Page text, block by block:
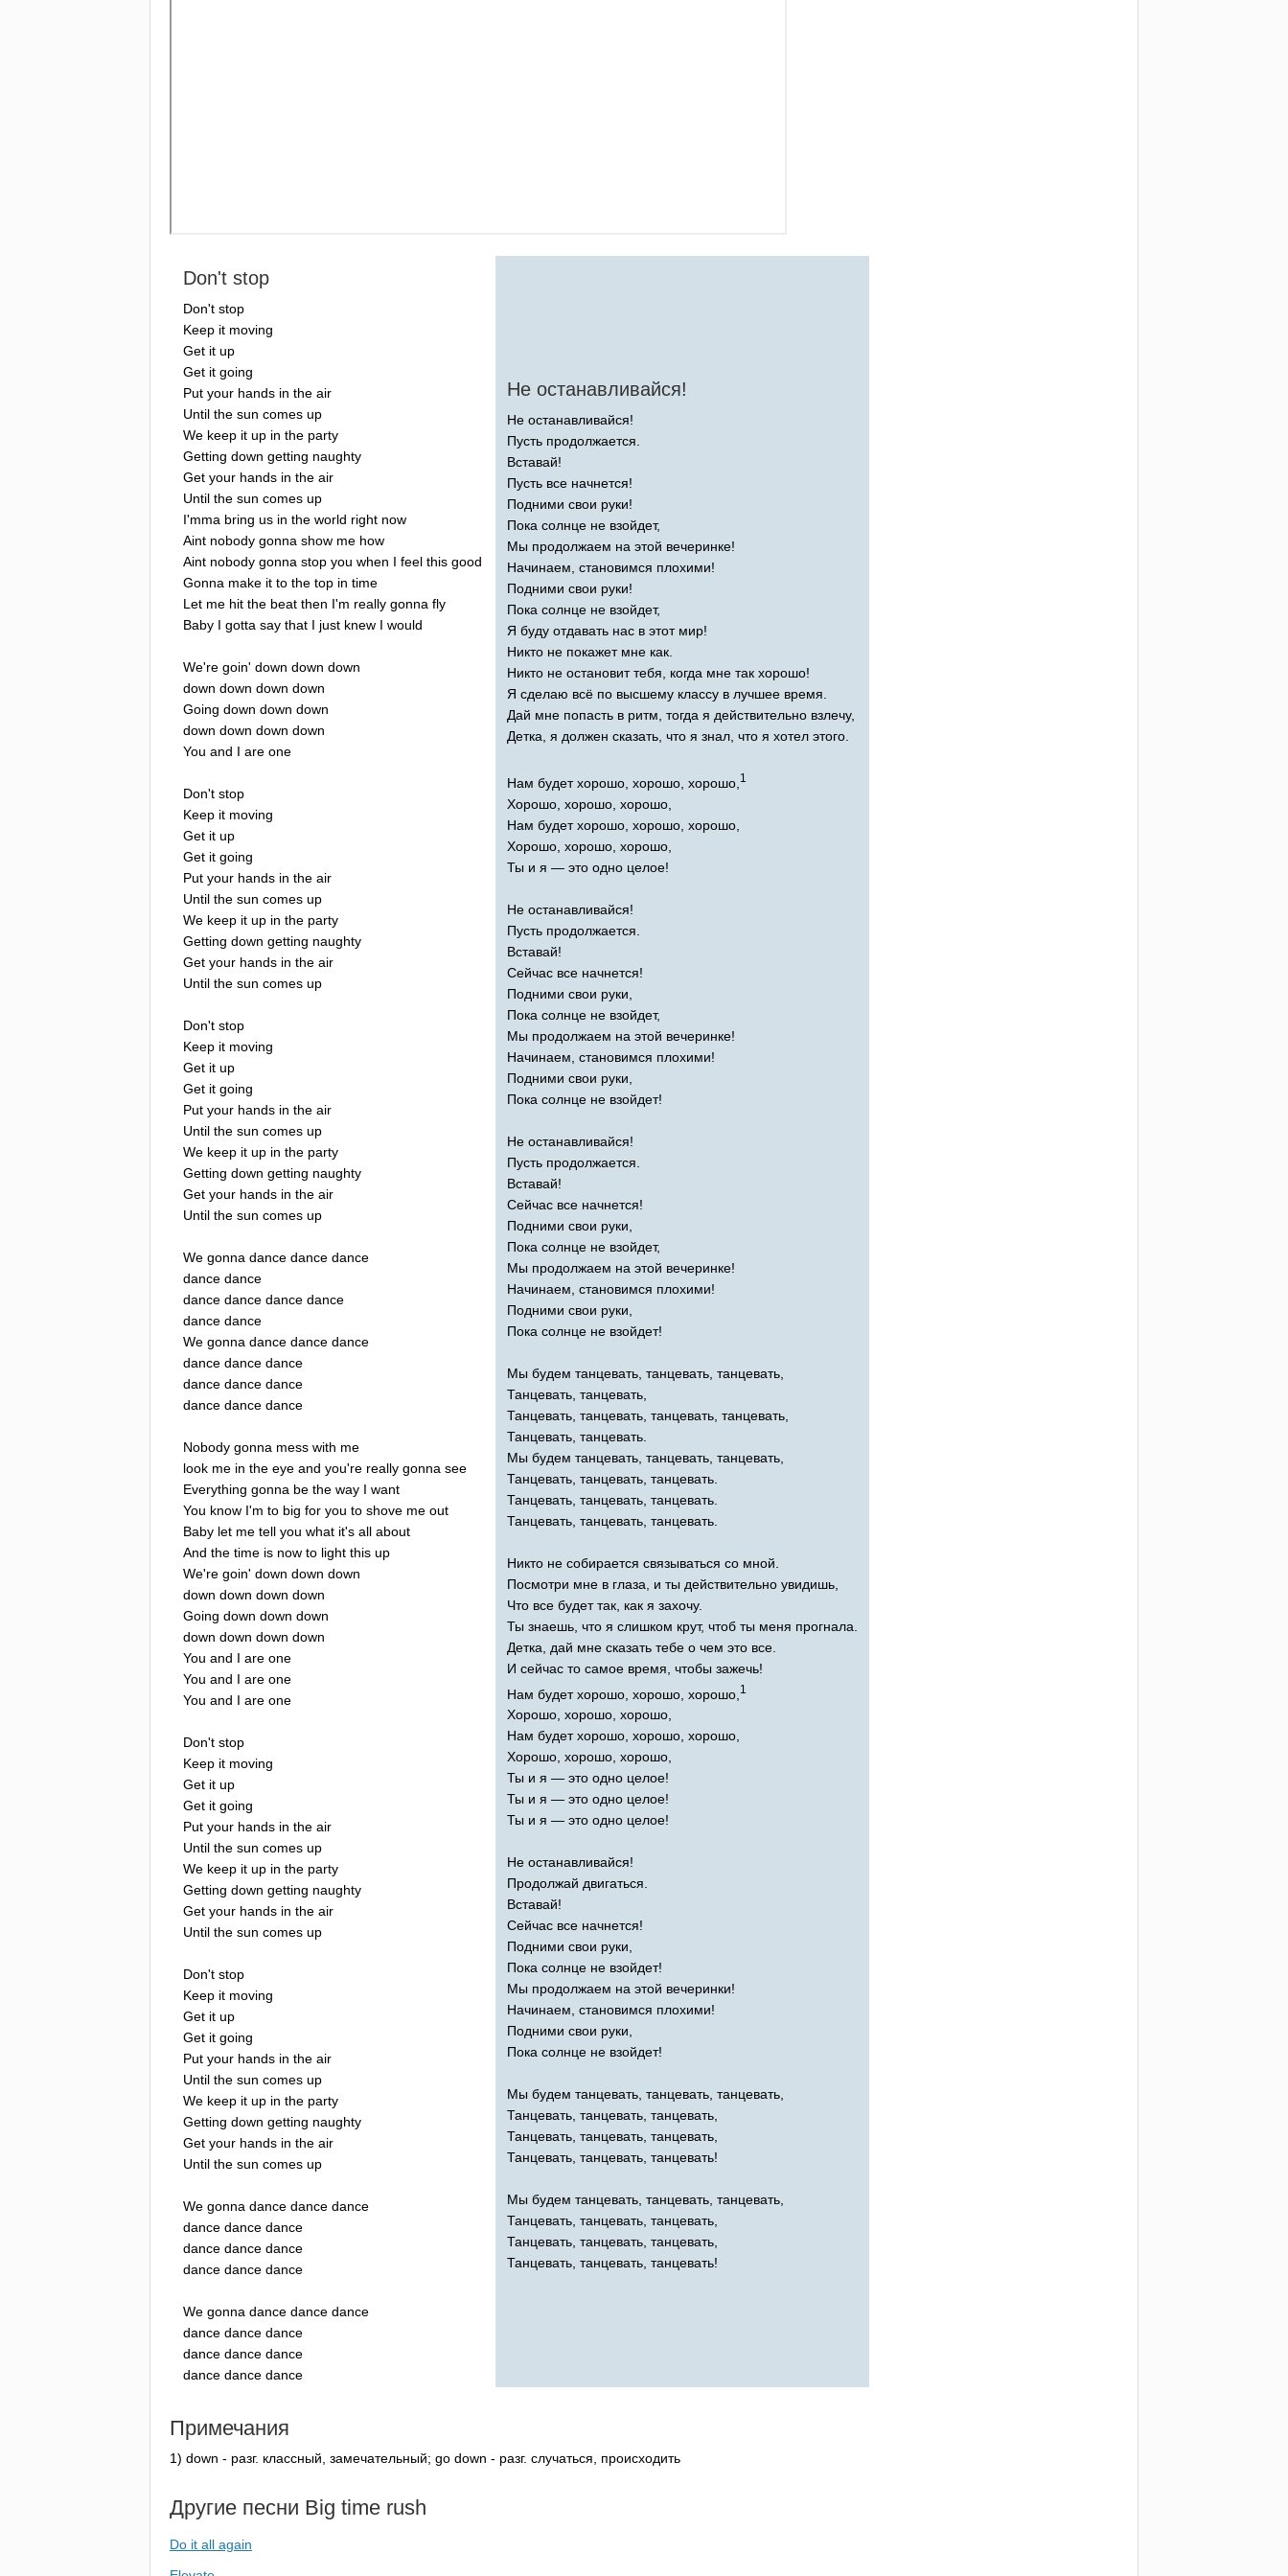
Don't stop
Don't stop
Keep it moving
Get it up
Get it going
Put your hands in the air
Until the sun comes up
We keep it up in the party
Getting down getting naughty
Get your hands in the air
Until the sun comes up
I'mma bring us in the world right now
Aint nobody gonna show me how
Aint nobody gonna stop you when I feel this good
Gonna make it to the top in time
Let me hit the beat then I'm really gonna fly
Baby I gotta say that I just knew I would
We're goin' down down down
down down down down
Going down down down
down down down down
You and I are one
Don't stop
Keep it moving
Get it up
Get it going
Put your hands in the air
Until the sun comes up
We keep it up in the party
Getting down getting naughty
Get your hands in the air
Until the sun comes up
Don't stop
Keep it moving
Get it up
Get it going
Put your hands in the air
Until the sun comes up
We keep it up in the party
Getting down getting naughty
Get your hands in the air
Until the sun comes up
We gonna dance dance dance
dance dance
dance dance dance dance
dance dance
We gonna dance dance dance
dance dance dance
dance dance dance
dance dance dance
Nobody gonna mess with me
look me in the eye and you're really gonna see
Everything gonna be the way I want
You know I'm to big for you to shove me out
Baby let me tell you what it's all about
And the time is now to light this up
We're goin' down down down
down down down down
Going down down down
down down down down
You and I are one
You and I are one
You and I are one
Don't stop
Keep it moving
Get it up
Get it going
Put your hands in the air
Until the sun comes up
We keep it up in the party
Getting down getting naughty
Get your hands in the air
Until the sun comes up
Don't stop
Keep it moving
Get it up
Get it going
Put your hands in the air
Until the sun comes up
We keep it up in the party
Getting down getting naughty
Get your hands in the air
Until the sun comes up
We gonna dance dance dance
dance dance dance
dance dance dance
dance dance dance
We gonna dance dance dance
dance dance dance
dance dance dance
dance dance dance
Не останавливайся!
Не останавливайся!
Пусть продолжается.
Вставай!
Пусть все начнется!
Подними свои руки!
Пока солнце не взойдет,
Мы продолжаем на этой вечеринке!
Начинаем, становимся плохими!
Подними свои руки!
Пока солнце не взойдет,
Я буду отдавать нас в этот мир!
Никто не покажет мне как.
Никто не остановит тебя, когда мне так хорошо!
Я сделаю всё по высшему классу в лучшее время.
Дай мне попасть в ритм, тогда я действительно взлечу,
Детка, я должен сказать, что я знал, что я хотел этого.
Нам будет хорошо, хорошо, хорошо, 1
Хорошо, хорошо, хорошо,
Нам будет хорошо, хорошо, хорошо,
Хорошо, хорошо, хорошо,
Ты и я — это одно целое!
Не останавливайся!
Пусть продолжается.
Вставай!
Сейчас все начнется!
Подними свои руки,
Пока солнце не взойдет,
Мы продолжаем на этой вечеринке!
Начинаем, становимся плохими!
Подними свои руки,
Пока солнце не взойдет!
Не останавливайся!
Пусть продолжается.
Вставай!
Сейчас все начнется!
Подними свои руки,
Пока солнце не взойдет,
Мы продолжаем на этой вечеринке!
Начинаем, становимся плохими!
Подними свои руки,
Пока солнце не взойдет!
Мы будем танцевать, танцевать, танцевать,
Танцевать, танцевать,
Танцевать, танцевать, танцевать, танцевать,
Танцевать, танцевать.
Мы будем танцевать, танцевать, танцевать,
Танцевать, танцевать, танцевать.
Танцевать, танцевать, танцевать.
Танцевать, танцевать, танцевать.
Никто не собирается связываться со мной.
Посмотри мне в глаза, и ты действительно увидишь,
Что все будет так, как я захочу.
Ты знаешь, что я слишком крут, чтоб ты меня прогнала.
Детка, дай мне сказать тебе о чем это все.
И сейчас то самое время, чтобы зажечь!
Нам будет хорошо, хорошо, хорошо, 1
Хорошо, хорошо, хорошо,
Нам будет хорошо, хорошо, хорошо,
Хорошо, хорошо, хорошо,
Ты и я — это одно целое!
Ты и я — это одно целое!
Ты и я — это одно целое!
Не останавливайся!
Продолжай двигаться.
Вставай!
Сейчас все начнется!
Подними свои руки,
Пока солнце не взойдет!
Мы продолжаем на этой вечеринки!
Начинаем, становимся плохими!
Подними свои руки,
Пока солнце не взойдет!
Мы будем танцевать, танцевать, танцевать,
Танцевать, танцевать, танцевать,
Танцевать, танцевать, танцевать,
Танцевать, танцевать, танцевать!
Мы будем танцевать, танцевать, танцевать,
Танцевать, танцевать, танцевать,
Танцевать, танцевать, танцевать,
Танцевать, танцевать, танцевать!
Примечания
1) down - разг. классный, замечательный; go down - разг. случаться, происходить
Другие песни Big time rush
Do it all again